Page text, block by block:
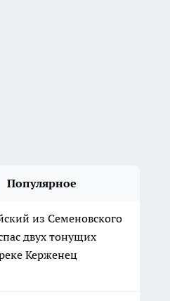
Популярное
из Семеновского
двух тонущих
Керженец